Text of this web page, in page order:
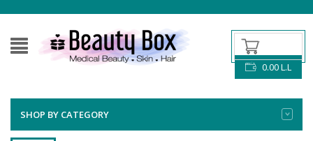
0.00L.L
SHOP BY CATEGORY